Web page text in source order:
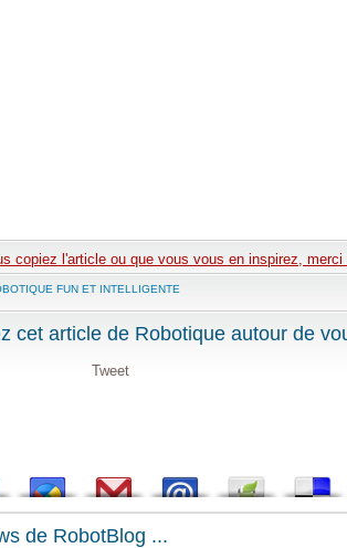
copiez l'article ou que vous vous en inspirez,
FUN ET INTELLIGENTE
cet article de Robotique autour de
Tweet
de RobotBlog ...